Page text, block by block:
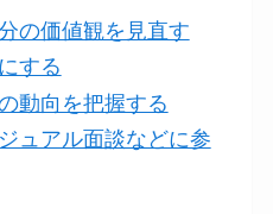
の価値観を見直す
する
動向を把握する
ュアル面談などに参